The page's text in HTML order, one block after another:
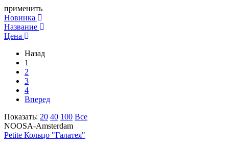
применить
Новинка
Название
Цена
Назад
1
2
3
4
Вперед
Показать: 20 40 100 Все
NOOSA-Amsterdam
Petite Кольцо "Галатея"